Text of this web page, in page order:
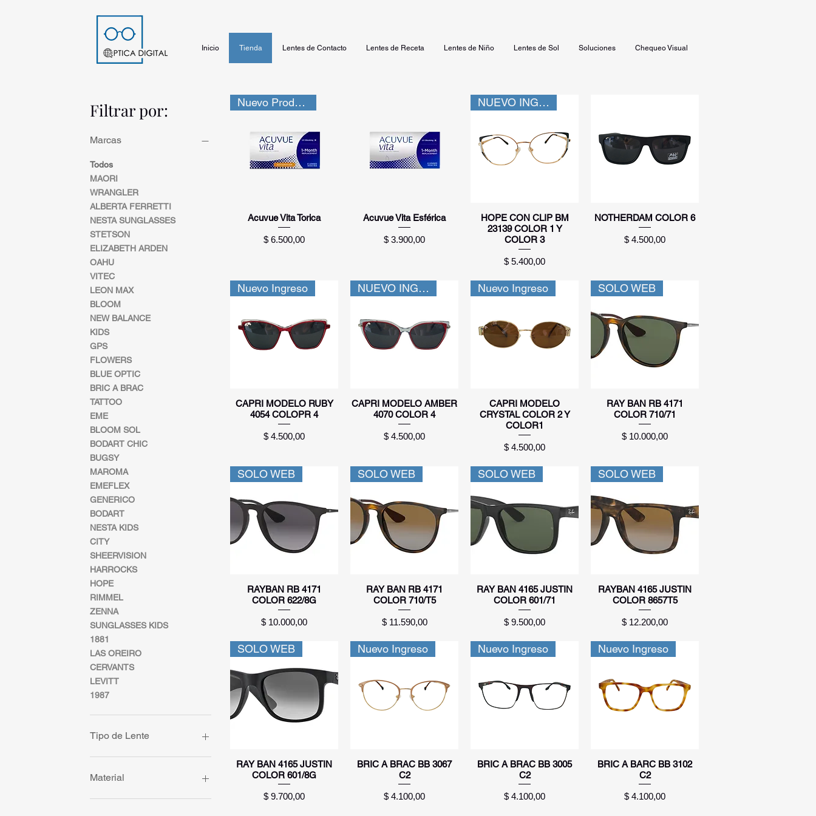
Inicio Tienda Lentes de Contacto Lentes de Receta Lentes de Niño Lentes de Sol Soluciones Chequeo Visual
Filtrar por:
Marcas
Todos
MAORI
WRANGLER
ALBERTA FERRETTI
NESTA SUNGLASSES
STETSON
ELIZABETH ARDEN
OAHU
VITEC
LEON MAX
BLOOM
NEW BALANCE
KIDS
GPS
FLOWERS
BLUE OPTIC
BRIC A BRAC
TATTOO
EME
BLOOM SOL
BODART CHIC
BUGSY
MAROMA
EMEFLEX
GENERICO
BODART
NESTA KIDS
CITY
SHEERVISION
HARROCKS
HOPE
RIMMEL
ZENNA
SUNGLASSES KIDS
1881
LAS OREIRO
CERVANTS
LEVITT
1987
Tipo de Lente
Lentes de Sol
Lentes de Receta
contacto
Material
TR90
Vista rápida
Nuevo Producto
Acuvue Vita Torica
Precio
$ 6.500,00
Vista rápida
Acuvue Vita Esférica
Precio
$ 3.900,00
Vista rápida
NUEVO INGRESO
HOPE CON CLIP BM
23139 COLOR 1 Y
COLOR 3
Precio
$ 5.400,00
Vista rápida
NOTHERDAM COLOR 6
Precio
$ 4.500,00
Vista rápida
Nuevo Ingreso
CAPRI MODELO RUBY
4054 COLOPR 4
Precio
$ 4.500,00
Vista rápida
NUEVO INGRESO
CAPRI MODELO AMBER
4070 COLOR 4
Precio
$ 4.500,00
Vista rápida
Nuevo Ingreso
CAPRI MODELO
CRYSTAL COLOR 2 Y
COLOR1
Precio
$ 4.500,00
Vista rápida
SOLO WEB
RAY BAN RB 4171
COLOR 710/71
Precio
$ 10.000,00
Vista rápida
SOLO WEB
RAYBAN RB 4171
COLOR 622/8G
Precio
$ 10.000,00
Vista rápida
SOLO WEB
RAY BAN RB 4171
COLOR 710/T5
Precio
$ 11.590,00
Vista rápida
SOLO WEB
RAY BAN 4165 JUSTIN
COLOR 601/71
Precio
$ 9.500,00
Vista rápida
SOLO WEB
RAYBAN 4165 JUSTIN
COLOR 8657T5
Precio
$ 12.200,00
Vista rápida
SOLO WEB
RAY BAN 4165 JUSTIN
COLOR 601/8G
Precio
$ 9.700,00
Vista rápida
Nuevo Ingreso
BRIC A BRAC BB 3067
C2
Precio
$ 4.100,00
Vista rápida
Nuevo Ingreso
BRIC A BRAC BB 3005
C2
Precio
$ 4.100,00
Vista rápida
Nuevo Ingreso
BRIC A BARC BB 3102
C2
Precio
$ 4.100,00